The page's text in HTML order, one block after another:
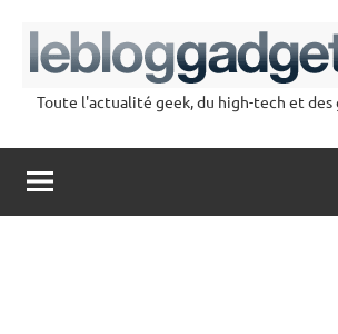
contenu
Toute l'actualité geek, du high-tech et des